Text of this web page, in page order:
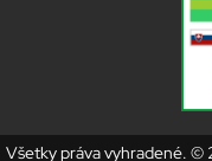
Všetky práva vyhradené. ©